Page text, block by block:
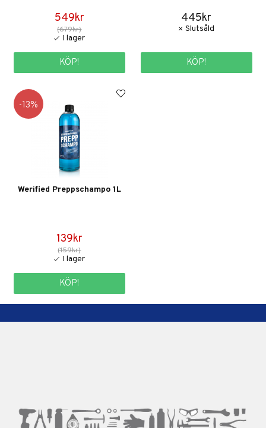
549kr
(679kr)
KÖP!
445kr
KÖP!
13
Werified Preppschampo 1L
139kr
(159kr)
KÖP!